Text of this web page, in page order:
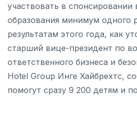
участвовать в спонсировании
образования минимум одного
результатам этого года, как
старший вице-президент по
ответственного бизнеса и
Hotel Group Инге Хайбрехтс,
помогут сразу 9 200 детям и